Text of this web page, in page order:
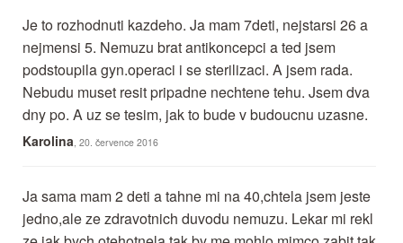
Je to rozhodnuti kazdeho. Ja mam 7deti, nejstarsi 26 a
nejmensi 5. Nemuzu brat antikoncepci a ted jsem
podstoupila gyn.operaci i se sterilizaci. A jsem rada.
Nebudu muset resit pripadne nechtene tehu. Jsem dva
dny po. A uz se tesim, jak to bude v budoucnu uzasne.
Karolina , 20. července 2016
Ja sama mam 2 deti a tahne mi na 40,chtela jsem jeste
jedno,ale ze zdravotnich duvodu nemuzu. Lekar mi rekl